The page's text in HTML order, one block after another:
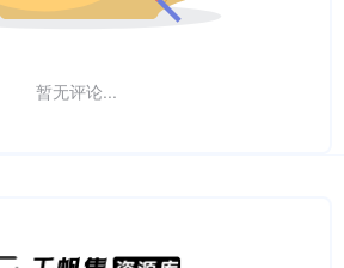
暂无评论...